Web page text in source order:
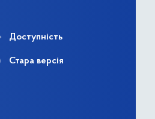
Доступність
Стара версія